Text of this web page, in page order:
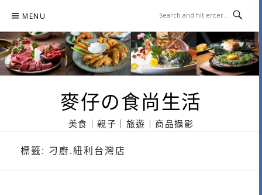
content
MENU
麥仔の食尚生活
美食｜親子｜旅遊｜商品攝影
標籤: 刁廚.紐利台灣店